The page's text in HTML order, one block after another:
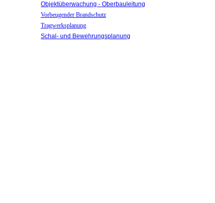
Objektüberwachung - Oberbauleitung
Vorbeugender Brandschutz
Tragwerksplanung
Schal- und Bewehrungsplanung